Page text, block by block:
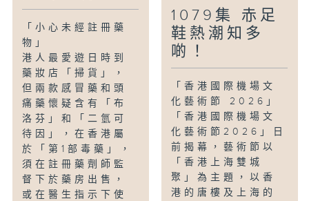
「小心未經註冊藥
物」
港人最愛遊日時到
藥妝店「掃貨」，
但兩款感冒藥和頭
痛藥懷疑含有「布
洛芬」和「二氫可
待因」，在香港屬
於「第1部毒藥」，
須在註冊藥劑師監
督下於藥房出售，
或在醫生指示下使
1079集 赤足
鞋熱潮知多
啲！
「香港國際機場文
化藝術節 2026」
「香港國際機場文
化藝術節2026」日
前揭幕，藝術節以
「香港上海雙城
聚」為主題，以香
港的唐樓及上海的